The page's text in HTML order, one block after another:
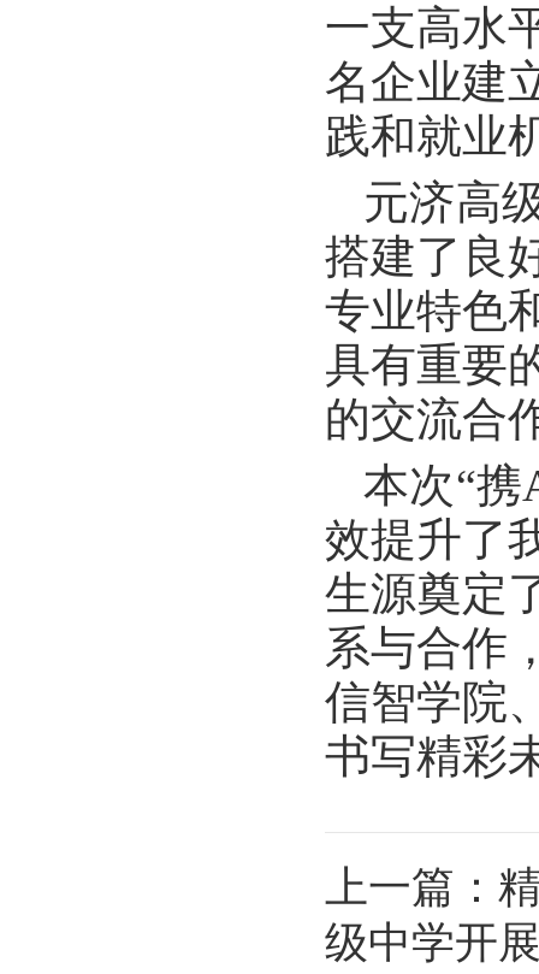
一支高水
名企业建
践和就业
元济高
搭建了良
专业特色
具有重要
的交流合
本次“
效提升了
生源奠定
系与合作
信智学院
书写精彩
上一篇：
级中学开